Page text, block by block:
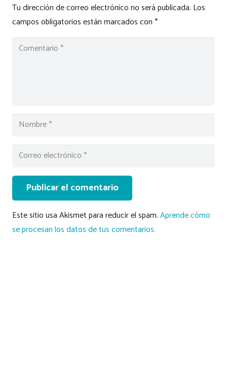
Tu dirección de correo electrónico no será publicada. Los
campos obligatorios están marcados con*
Publicar el comentario
Este sitio usa Akismet para reducir el spam.Aprende cómo
se procesan los datos de tus comentarios.